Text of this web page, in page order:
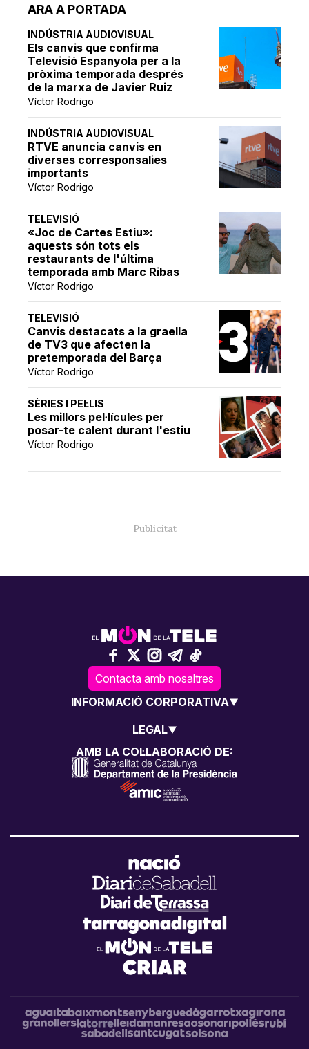
ARA A PORTADA
INDÚSTRIA AUDIOVISUAL
Els canvis que confirma
Televisió Espanyola per a la
pròxima temporada després
de la marxa de Javier Ruiz
Víctor Rodrigo
INDÚSTRIA AUDIOVISUAL
RTVE anuncia canvis en
diverses corresponsalies
importants
Víctor Rodrigo
TELEVISIÓ
«Joc de Cartes Estiu»:
aquests són tots els
restaurants de l'última
temporada amb Marc Ribas
Víctor Rodrigo
TELEVISIÓ
Canvis destacats a la graella
de TV3 que afecten la
pretemporada del Barça
Víctor Rodrigo
SÈRIES I PEL·LIS
Les millors pel·lícules per
posar-te calent durant l'estiu
Víctor Rodrigo
Contacta amb nosaltres
INFORMACIÓ CORPORATIVA
LEGAL
AMB LA COL·LABORACIÓ DE: